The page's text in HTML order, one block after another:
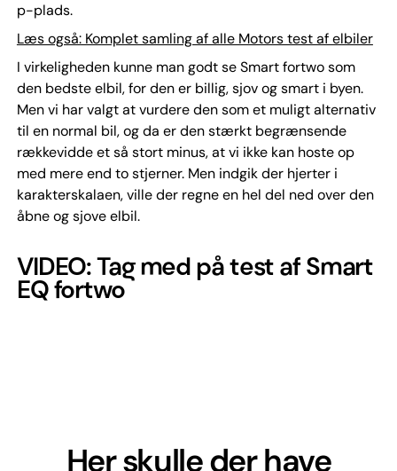
p-plads.
Læs også: Komplet samling af alle Motors test af elbiler
I virkeligheden kunne man godt se Smart fortwo som
den bedste elbil, for den er billig, sjov og smart i byen.
Men vi har valgt at vurdere den som et muligt alternativ
til en normal bil, og da er den stærkt begrænsende
rækkevidde et så stort minus, at vi ikke kan hoste op
med mere end to stjerner. Men indgik der hjerter i
karakterskalaen, ville der regne en hel del ned over den
åbne og sjove elbil.
VIDEO: Tag med på test af Smart
EQ fortwo
Her skulle der have